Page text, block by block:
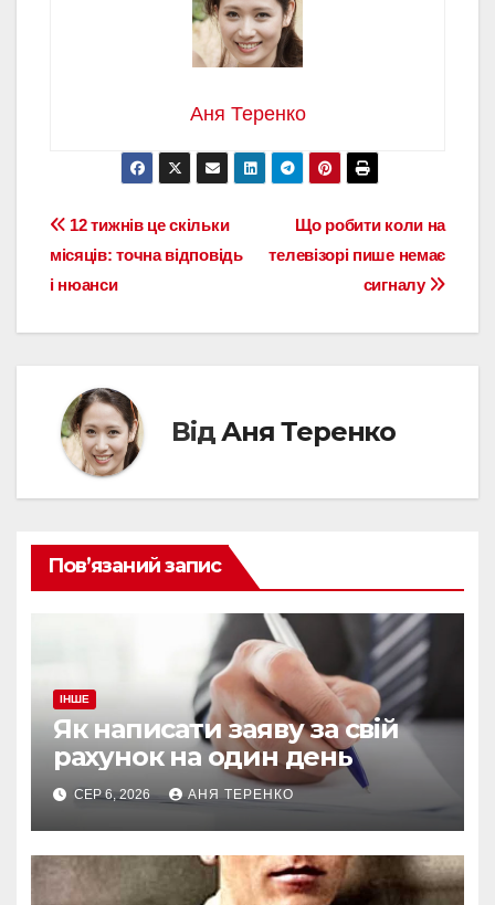
Аня Теренко
Навігація
записів
Що робити коли на
телевізорі пише немає
сигналу
12 тижнів це скільки
місяців: точна відповідь
і нюанси
ВідАня Теренко
Пов’язаний запис
ІНШЕ
Як написати заяву за свій
рахунок на один день
СЕР 6, 2026 АНЯ ТЕРЕНКО